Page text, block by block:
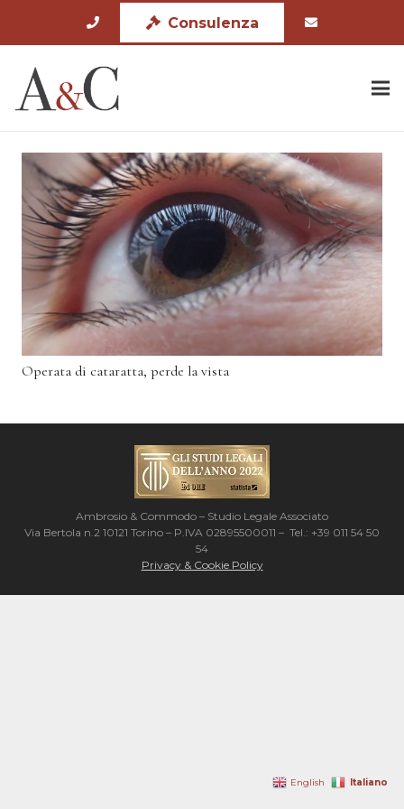
Consulenza
Operata di cataratta, perde la vista
Ambrosio & Commodo – Studio Legale Associato
Via Bertola n.2 10121 Torino – P.IVA 02895500011 – Tel.: +39 011 54 50
54
Privacy & Cookie Policy
English Italiano